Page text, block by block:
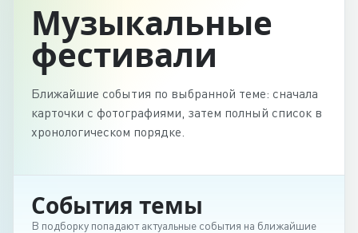
Музыкальные
фестивали
Ближайшие события по выбранной теме: сначала
карточки с фотографиями, затем полный список в
хронологическом порядке.
События темы
В подборку попадают актуальные события на ближайшие